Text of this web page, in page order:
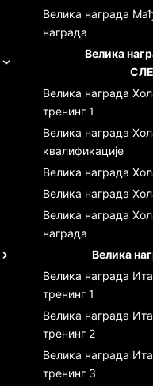
Велика награда
награда
Велика
Велика награда
тренинг 1
Велика награда
квалификације
Велика награда
Велика награда
Велика награда
награда
Велика
Велика награда
тренинг 1
Велика награда
тренинг 2
Велика награда
тренинг 3